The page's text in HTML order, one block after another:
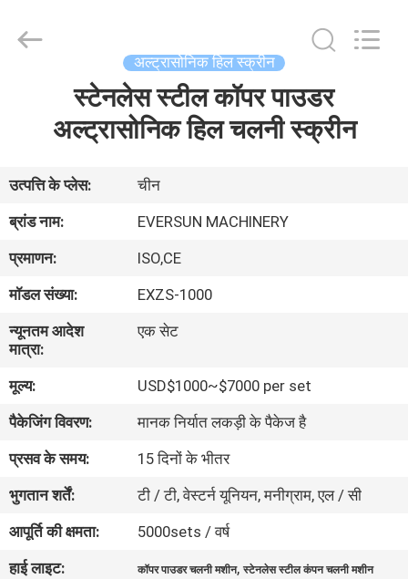
वीआर
दिखाएँ
हमारे
बारे
कारखाना
भ्रमण
गुणवत्ता
नियंत्रण
अल्ट्रासोनिक हिल स्क्रीन
स्टेनलेस स्टील कॉपर पाउडर
अल्ट्रासोनिक हिल चलनी स्क्रीन
उत्पत्ति के प्लेस:
चीन
ब्रांड नाम:
EVERSUN MACHINERY
प्रमाणन:
ISO,CE
मॉडल संख्या:
EXZS-1000
न्यूनतम आदेश
मात्रा:
एक सेट
मूल्य:
USD$1000~$7000 per set
पैकेजिंग विवरण:
मानक निर्यात लकड़ी के पैकेज है
प्रसव के समय:
15 दिनों के भीतर
भुगतान शर्तें:
टी / टी, वेस्टर्न यूनियन, मनीग्राम, एल / सी
आपूर्ति की क्षमता:
5000sets / वर्ष
हाई लाइट:
कॉपर पाउडर चलनी मशीन,स्टेनलेस स्टील कंपन चलनी मशीन